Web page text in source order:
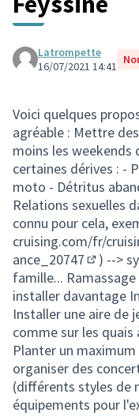
Latrompette
16/07/2021 14:41
Voici quelques
agréable : Mettre
moins les weekends
certaines dérives : -
moto - Détritus
Relations sexuelles
connu pour cela,
cruising.com/fr/
ance_20747
(Lien
) -->
famille...
installer davantage
Installer une aire de
comme sur les quais
Planter un
organiser des
(différents styles de
équipements pour